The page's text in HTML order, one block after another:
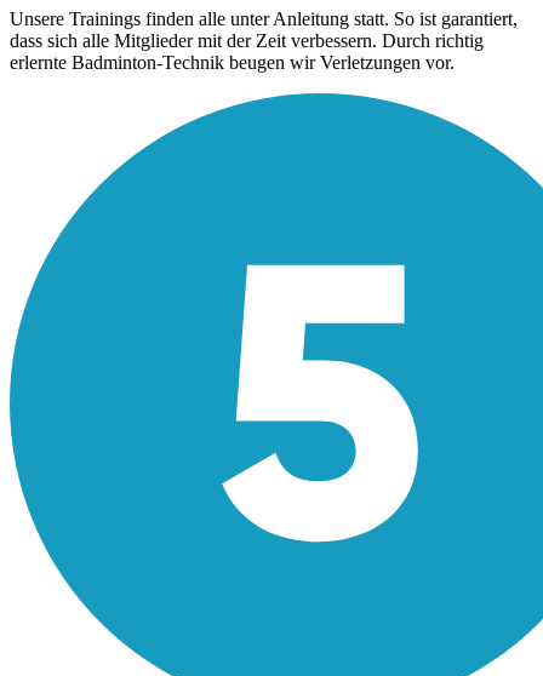
Unsere Trainings finden alle unter Anleitung statt. So ist garantiert,
dass sich alle Mitglieder mit der Zeit verbessern. Durch richtig
erlernte Badminton-Technik beugen wir Verletzungen vor.